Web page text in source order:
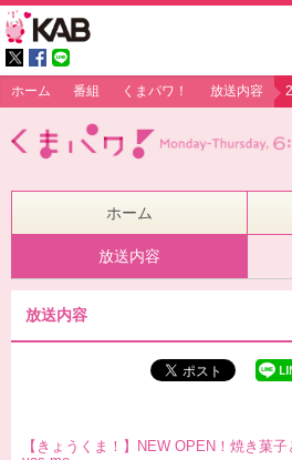
ホーム 番組 くまパワ！ 放送内容 2022
ホーム
放送内容
放送内容
【きょうくま！】NEW OPEN！焼き菓